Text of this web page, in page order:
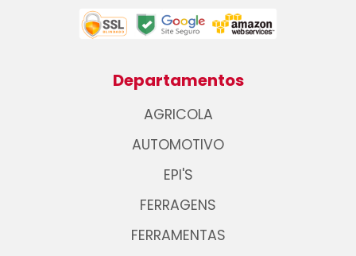
Departamentos
AGRICOLA
AUTOMOTIVO
EPI'S
FERRAGENS
FERRAMENTAS